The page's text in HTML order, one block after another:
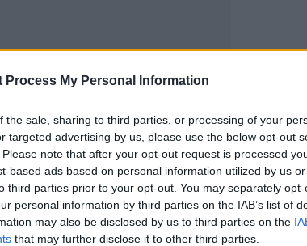
Process My Personal Information
the sale, sharing to third parties, or processing of your
targeted advertising by us, please use the below opt-out
note that after your opt-out request is processed
based ads based on personal information utilized by us
third parties prior to your opt-out. You may separately
personal information by third parties on the IAB’s list of
may also be disclosed by us to third parties on the
that may further disclose it to other third parties.
ροή ειδήσεωντου E-Daily.gr
Instagram